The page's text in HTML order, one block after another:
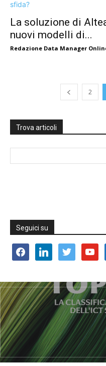
La soluzione di
nuovi modelli di...
Redazione Data Manager
2
Trova articoli
Seguici su
facebooklinkedin twitter youtube